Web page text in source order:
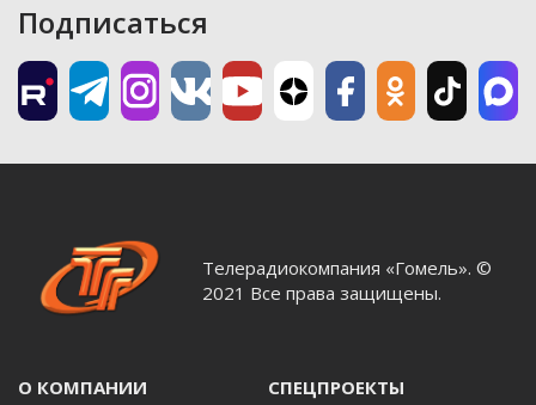
Подписаться
Телерадиокомпания «Гомель». ©
2021 Все права защищены.
О КОМПАНИИ СПЕЦПРОЕКТЫ